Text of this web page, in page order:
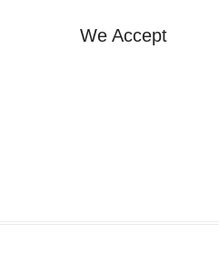
We Accept